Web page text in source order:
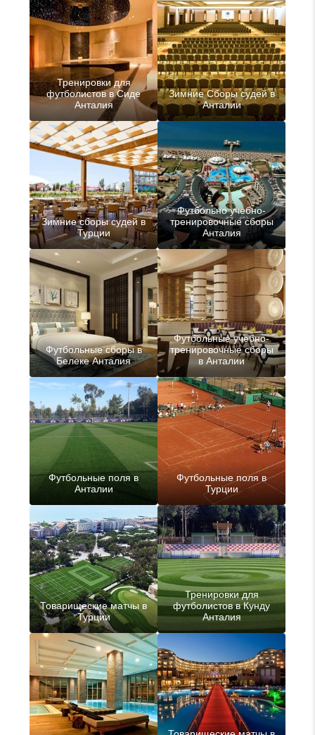
Тренировки для
футболистов в Сиде
Анталия
Зимние Сборы судей в
Анталии
Зимние сборы судей в
Турции
Футбольно учебно-
тренировочные сборы
Анталия
Футбольные сборы в
Белеке Анталия
Футбольные учебно-
тренировочные сборы
в Анталии
Футбольные поля в
Анталии
Футбольные поля в
Турции
Товарищеские матчы в
Турции
Тренировки для
футболистов в Кунду
Анталия